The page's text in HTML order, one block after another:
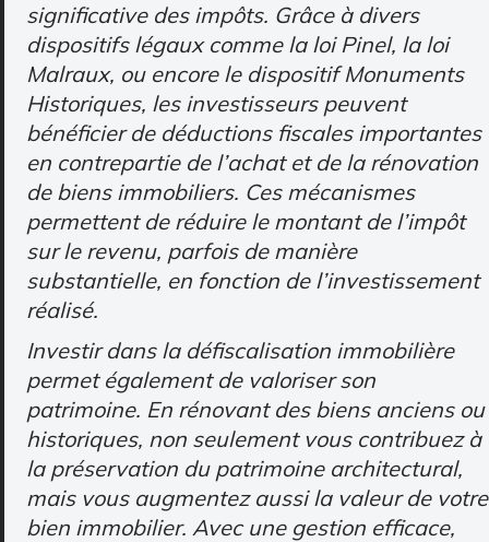
significative des impôts. Grâce à divers
dispositifs légaux comme la loi Pinel, la loi
Malraux, ou encore le dispositif Monuments
Historiques, les investisseurs peuvent
bénéficier de déductions fiscales importantes
en contrepartie de l’achat et de la rénovation
de biens immobiliers. Ces mécanismes
permettent de réduire le montant de l’impôt
sur le revenu, parfois de manière
substantielle, en fonction de l’investissement
réalisé.
Investir dans la défiscalisation immobilière
permet également de valoriser son
patrimoine. En rénovant des biens anciens ou
historiques, non seulement vous contribuez à
la préservation du patrimoine architectural,
mais vous augmentez aussi la valeur de votre
bien immobilier. Avec une gestion efficace,